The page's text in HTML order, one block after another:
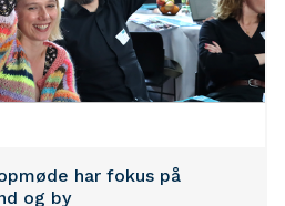
har fokus på
og by